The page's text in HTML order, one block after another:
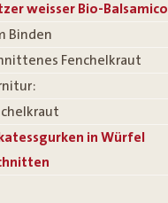
weisser Bio-Balsamico
Binden
Fenchelkraut
in Würfel